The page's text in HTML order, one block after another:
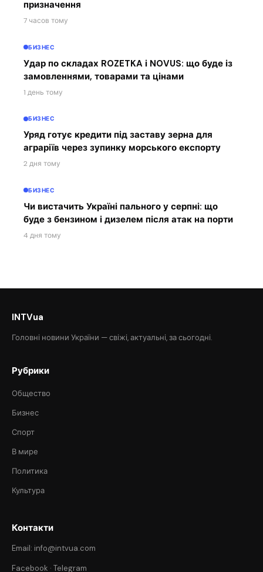
призначення
7 часов тому
БИЗНЕС
Удар по складах ROZETKA і NOVUS: що буде із
замовленнями, товарами та цінами
1 день тому
БИЗНЕС
Уряд готує кредити під заставу зерна для
аграріїв через зупинку морського експорту
2 дня тому
БИЗНЕС
Чи вистачить Україні пального у серпні: що
буде з бензином і дизелем після атак на порти
4 дня тому
INTVua
Головні новини України — свіжі, актуальні, за сьогодні.
Рубрики
Общество
Бизнес
Спорт
В мире
Политика
Культура
Контакти
Email: info@intvua.com
Facebook · Telegram